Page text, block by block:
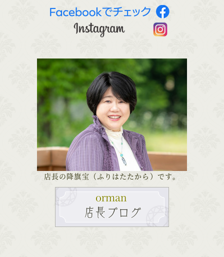
店長の降旗宝（ふりはたたから）です。